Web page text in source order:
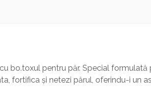
bo.toxul pentru păr. Special
fortifica și netezi părul, oferindu-i un